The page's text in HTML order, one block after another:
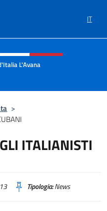
IT
e menù
L'Avana
>
ITALIANISTI
Tipologia:News